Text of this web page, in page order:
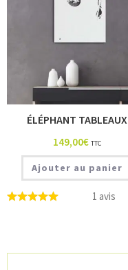
1 avis
ÉLÉPHANT TABLEAUX
149,00€ TTC
Ajouter au panier